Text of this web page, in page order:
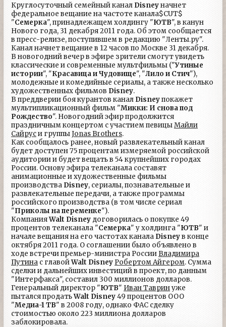
Круглосуточный семейный канал Disneyначнет
федеральное вещание на частоте канала$CUT$
"Семерка", принадлежащем холдингу "ЮТВ", в канун
Нового года, 31 декабря 2011 года. Об этом сообщается
в пресс-релизе, поступившем в редакцию "Ленты.ру".
Канал начнет вещание в 12 часов по Москве 31 декабря.
В новогодний вечер в эфире зрители смогут увидеть
классические и современные мультфильмы ("Утиные
истории", "Красавица и Чудовище", "Лило и Стич"),
молодежные и комедийные сериалы, а также несколько
художественных фильмов Disney.
В преддверии боя курантов канал Disneyпокажет
мультипликационный фильм "Микки: И снова под
Рождество". Новогодний эфир продолжится
праздничным концертом с участием певицыМайли
Сайруси группыJonas Brothers.
Как сообщалось ранее, новый развлекательный канал
будет доступен 75 процентам измеряемой российской
аудитории и будет вещать в 54 крупнейших городах
России. Основу эфира телеканала составят
анимационные и художественные фильмы
производства Disney, сериалы, познавательные и
развлекательные передачи, а также программы
российского производства (в том числе сериал
"Приколы на переменке").
КомпанияWalt Disney договорилась о покупке 49
процентов телеканала "Семерка" у холдинга "ЮТВ" и
начале вещания на его частотах канала Disneyв конце
октября 2011 года. О соглашении было объявлено в
ходе встречи премьер-министра России Владимира
Путина с главойWalt Disney Робертом Айгером. Сумма
сделки и дальнейших инвестиций в проект, по данным
"Интерфакса", составил 300 миллионов долларов.
Генеральный директор "ЮТВ" Иван Тавринуже
пытался продатьWalt Disney49 процентов ООО
"Медиа-1 ТВ" в 2008 году, однако ФАС сделку
стоимостью около 223 миллиона долларов
заблокировала.